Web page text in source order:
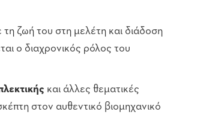
ζωή του στη μελέτη και διάδοση
ο διαχρονικός ρόλος του
λεκτικής και άλλες θεματικές
στον αυθεντικό βιομηχανικό